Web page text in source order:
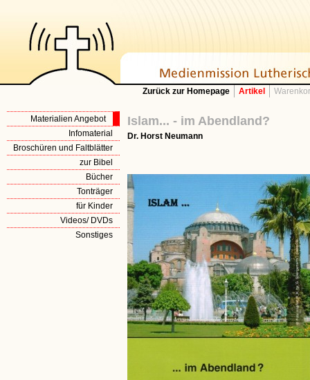
Zurück zur Homepage Artikel
Materialien Angebot
Infomaterial
Broschüren und Faltblätter
zur Bibel
Bücher
Tonträger
für Kinder
Videos/ DVDs
Sonstiges
Islam... - im Abendland?
Dr. Horst Neumann